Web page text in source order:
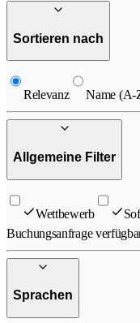
Sortieren nach
Relevanz Name (A-
Allgemeine Filter
Wettbewerb
Buchungsanfrage
Sprachen